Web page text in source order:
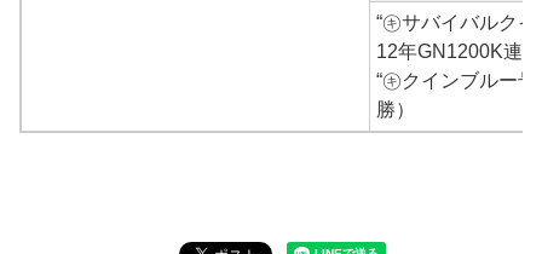
“㋖サバイバルク
12年GN1200K連
“㋖クインブルー
勝）